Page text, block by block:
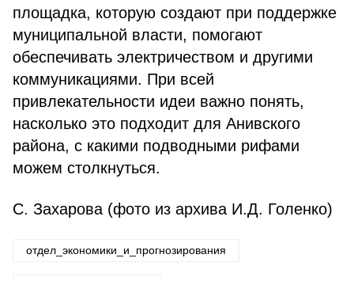
площадка, которую создают при поддержке
муниципальной власти, помогают
обеспечивать электричеством и другими
коммуникациями. При всей
привлекательности идеи важно по­нять,
насколько это подходит для Анивского
района, с какими подво­дными рифами
можем столкнуться.
С. Захарова (фото из архива И.Д. Голенко)
отдел_экономики_и_прогнозирования